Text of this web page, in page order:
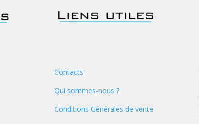
Contacts
Qui sommes-nous ?
Conditions Générales de vente